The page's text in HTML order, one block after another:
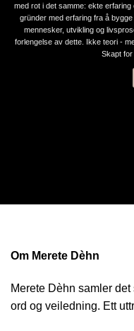
med rot i det samme: ekte
gründer med erfaring fra å
mennesker, utvikling og
forlengelse av dette. Ikke teori -
Skapt for
Om Merete Dèhn
Merete Dèhn samler
ord og veiledning. Ett